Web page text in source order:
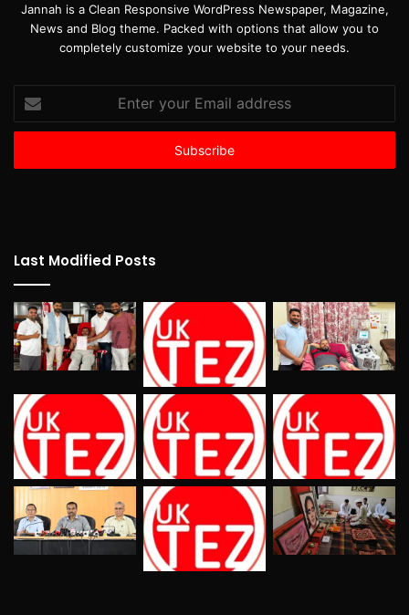
Jannah is a Clean Responsive WordPress Newspaper, Magazine,
News and Blog theme. Packed with options that allow you to
completely customize your website to your needs.
your
Email
Last Modified Posts